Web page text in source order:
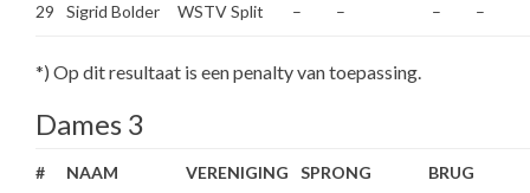
29 Sigrid Bolder WSTV Split – – – –
*) Op dit resultaat is een penalty van toepassing.
Dames 3
# NAAM VERENIGING SPRONG BRUG